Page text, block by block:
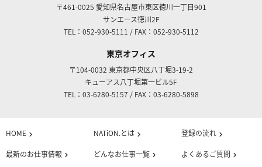
〒461-0025 愛知県名古屋市東区徳川一丁目901
サンエース徳川2F
TEL：052-930-5111 / FAX：052-930-5112
東京オフィス
〒104-0032 東京都中央区八丁堀3-19-2
キューアス八丁堀第一ビル5F
TEL：03-6280-5157 / FAX：03-6280-5898
HOME chevron_right NATiON.とはchevron_right 登録の流れchevron_right
最新のお仕事情報 chevron_right どんなお仕事一覧chevron_right よくあるご質問 chevron_right